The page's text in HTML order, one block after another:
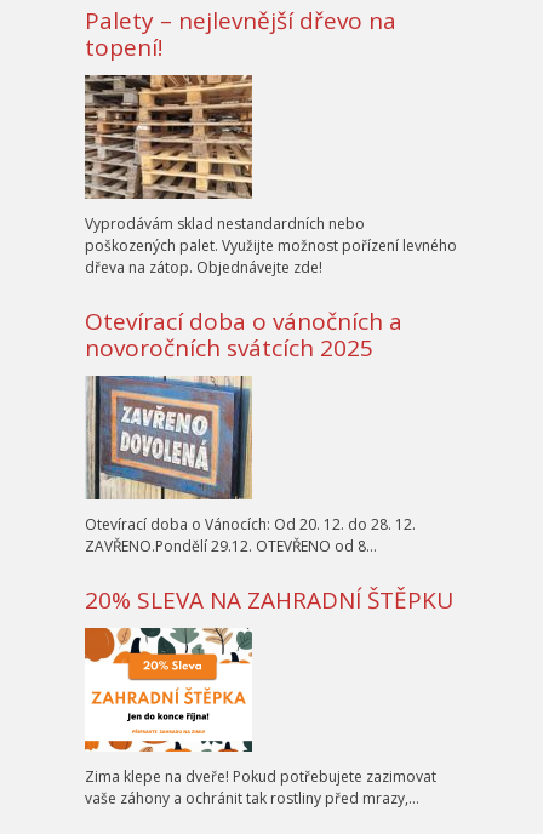
Palety – nejlevnější dřevo na
topení!
Vyprodávám sklad nestandardních nebo
poškozených palet. Využijte možnost pořízení levného
dřeva na zátop. Objednávejte zde!
Otevírací doba o vánočních a
novoročních svátcích 2025
Otevírací doba o Vánocích: Od 20. 12. do 28. 12.
ZAVŘENO.Pondělí 29.12. OTEVŘENO od 8…
20% SLEVA NA ZAHRADNÍ ŠTĚPKU
Zima klepe na dveře! Pokud potřebujete zazimovat
vaše záhony a ochránit tak rostliny před mrazy,…